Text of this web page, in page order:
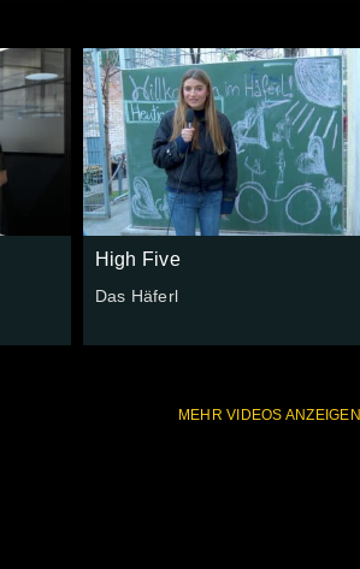
High Five
Das Häferl
MEHR VIDEOS ANZEIGEN